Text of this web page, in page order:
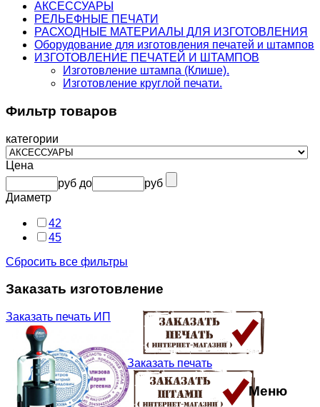
АКСЕССУАРЫ
РЕЛЬЕФНЫЕ ПЕЧАТИ
РАСХОДНЫЕ МАТЕРИАЛЫ ДЛЯ ИЗГОТОВЛЕНИЯ
Оборудование для изготовления печатей и штампов
ИЗГОТОВЛЕНИЕ ПЕЧАТЕЙ И ШТАМПОВ
Изготовление штампа (Клише).
Изготовление круглой печати.
Фильтр товаров
категории
Цена
руб до
руб
Диаметр
42
45
Сбросить все фильтры
Заказать изготовление
Заказать печать ИП
Заказать печать
Меню